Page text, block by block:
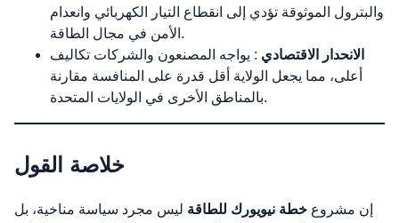
والبترول الموثوقة تؤدي إلى انقطاع التيار الكهربائي وانعدام
الأمن في مجال الطاقة.
الانحدار الاقتصادي : يواجه المصنعون والشركات تكاليف
أعلى، مما يجعل الولاية أقل قدرة على المنافسة مقارنة
بالمناطق الأخرى في الولايات المتحدة.
خلاصة القول
إن مشروع خطة نيويورك للطاقة ليس مجرد سياسة مناخية، بل